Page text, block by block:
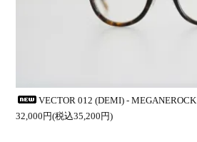
VECTOR 012 (DEMI) - MEGANEROCK
32,000円(税込35,200円)